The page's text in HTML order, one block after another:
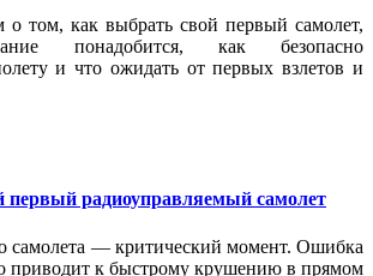
том, как выбрать свой первый самолет,
понадобится, как безопасно
и что ожидать от первых взлетов и
первый радиоуправляемый самолет
самолета — критический момент. Ошибка
приводит к быстрому крушению в прямом